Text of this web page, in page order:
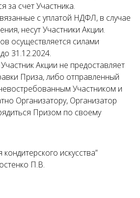
за счет Участника.
с уплатой НДФЛ, в случае
несут Участники Акции.
осуществляется силами
31.12.2024.
Акции не предоставляет
Приза, либо отправленный
Участником и
Организатору, Организатор
Призом по своему
искусства”
П.В.